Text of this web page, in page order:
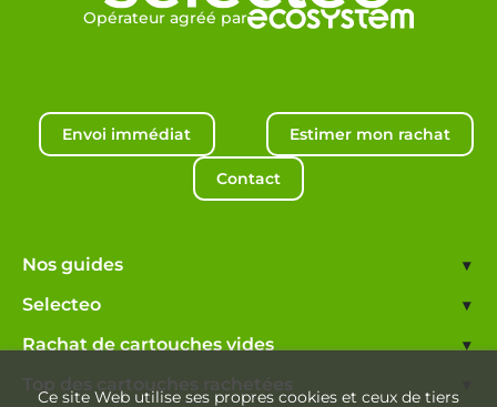
Opérateur agréé par
Envoi immédiat Estimer mon rachat
Contact
Nos guides ▾
Selecteo ▾
Rachat de cartouches vides ▾
Top des cartouches rachetées
Ce site Web utilise ses propres cookies et ceux de tiers